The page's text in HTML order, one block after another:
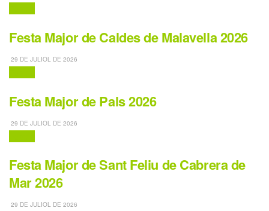
Festa Major de Caldes de Malavella 2026
29 DE JULIOL DE 2026
Festa Major de Pals 2026
29 DE JULIOL DE 2026
Festa Major de Sant Feliu de Cabrera de
Mar 2026
29 DE JULIOL DE 2026